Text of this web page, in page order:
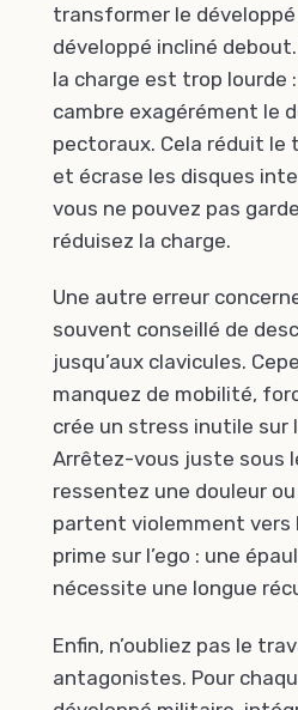
transformer le
développé incliné
la charge est trop lourde
cambre exagérément le
pectoraux. Cela réduit le
et écrase les disques
vous ne pouvez pas
réduisez la charge.
Une autre erreur
souvent conseillé de
jusqu’aux clavicules.
manquez de mobilité,
crée un stress inutile sur
Arrêtez-vous juste sous
ressentez une douleur
partent violemment vers
prime sur l’ego : une
nécessite une longue
Enfin, n’oubliez pas le
antagonistes. Pour